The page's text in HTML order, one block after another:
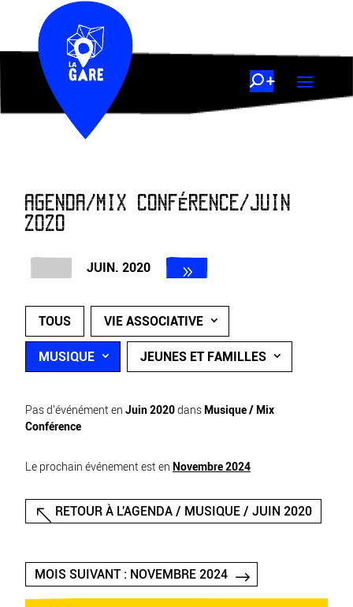
AGENDA/MIX CONFÉRENCE/JUIN
2020
JUIN. 2020
TOUS VIE ASSOCIATIVE
MUSIQUE JEUNES ET FAMILLES
Pas d'événément en Juin 2020dans Musique / Mix
Conférence
Le prochain événement est en Novembre 2024
RETOUR À L'AGENDA / MUSIQUE / JUIN 2020
MOIS SUIVANT : NOVEMBRE 2024